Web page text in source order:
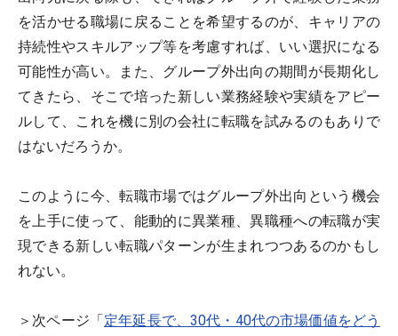
を活かせる職場に戻ることを希望するのが、キャリアの
持続性やスキルアップ等を考慮すれば、いい選択になる
可能性が高い。また、グループ外出向の期間が長期化し
てきたら、そこで培った新しい業務経験や実績をアピー
ルして、これを機に別の会社に転職を試みるのもありで
はないだろうか。
このように今、転職市場ではグループ外出向という機会
を上手に使って、能動的に異業種、異職種への転職が実
現できる新しい転職パターンが生まれつつあるのかもし
れない。
＞次ページ「定年延長で、30代・40代の市場価値をどう